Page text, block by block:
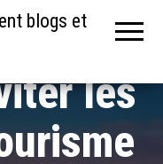
blogs et
les